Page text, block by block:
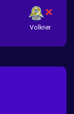
Volkner